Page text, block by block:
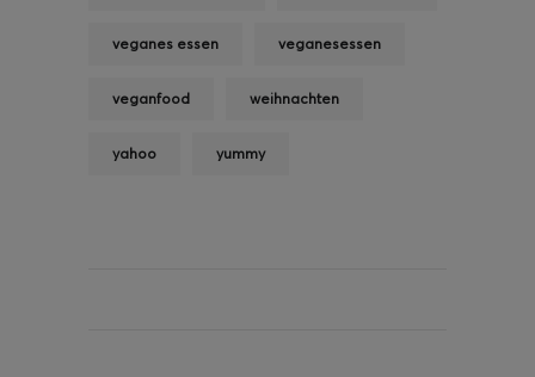
veganes essen veganesessen
veganfood weihnachten
yahoo yummy